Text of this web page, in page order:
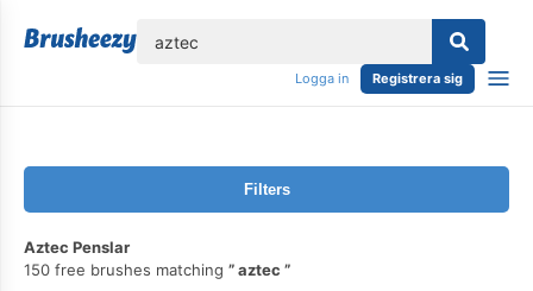
Logga in Registrera sig
Filters
Aztec Penslar
150 free brushes matching
aztec